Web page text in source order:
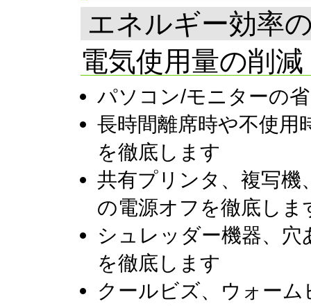
エネルギー効率
電気使用量の削減
パソコン/モニターの
長時間離席時や不使用
を徹底します
共有プリンタ、複写機
の電源オフを徹底しま
シュレッダー機器、
を徹底します
クールビズ、ウォー